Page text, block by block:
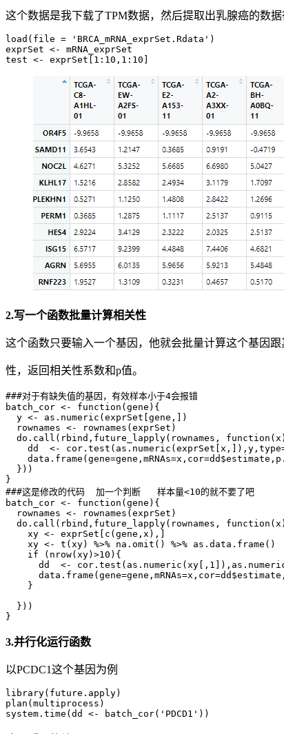
这个数据是我下载了TPM数据，然后提取出乳腺癌的数据
load(file = 'BRCA_mRNA_exprSet.Rdata')
exprSet <- mRNA_exprSet
2.写一个函数批量计算相关性
这个函数只要输入一个基因，他就会批量计算这个基因
性，返回相关性系数和p值。
###对于有缺失值的基因，有效样本小于4会报错
batch_cor <- function(gene){
  y <- as.numeric(exprSet[gene,])
  rownames <- rownames(exprSet)
do.call(rbind,future_lapply(rownames,
dd  <-
  }))
}
###这是修改的代码  加一个判断   样本量<10的就不要了吧
batch_cor <- function(gene){
  rownames <- rownames(exprSet)
do.call(rbind,future_lapply(rownames,
    xy <- exprSet[c(gene,x),]
    xy <- t(xy) %>% na.omit() %>% as.data.frame()
    if (nrow(xy)>10){
dd  <-
    }
  }))
3.并行化运行函数
以PCDC1这个基因为例
library(future.apply)
plan(multiprocess)